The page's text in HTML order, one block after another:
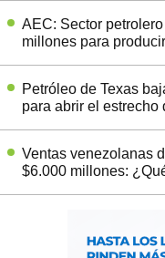
AEC: Sector
millones para
Petróleo de Texas
para abrir el estrecho
Ventas venezolanas
$6.000 millones: